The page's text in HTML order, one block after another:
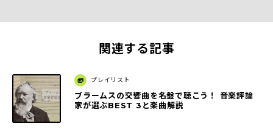
関連する記事
プレイリスト
ブラームスの交響曲を名盤で聴こう！ 音楽評論
家が選ぶBEST 3と楽曲解説